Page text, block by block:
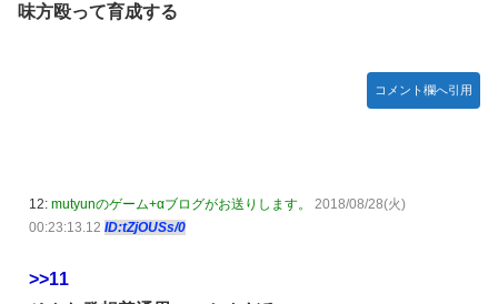
味方殴って育成する
コメント欄へ引用
12: mutyunのゲーム+αブログがお送りします。
2018/08/28(火)
00:23:13.12 ID:tZjOUSs/0
>>11